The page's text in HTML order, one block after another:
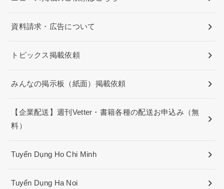
資料請求・広告について
トピックス掲載依頼
みんなの掲示板（紙面）掲載依頼
【企業配送】週刊Vetter・書籍各種の配送お申込み（無
料）
Tuyển Dụng Ho Chi Minh
Tuyển Dụng Ha Noi